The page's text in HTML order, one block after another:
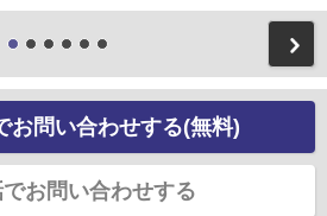
お問い合わせする(無料)
でお問い合わせする